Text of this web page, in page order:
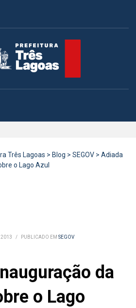
Três Lagoas > Blog > SEGOV > Adiada
o Lago Azul
2013 / PUBLICADO EM SEGOV
da
o Lago